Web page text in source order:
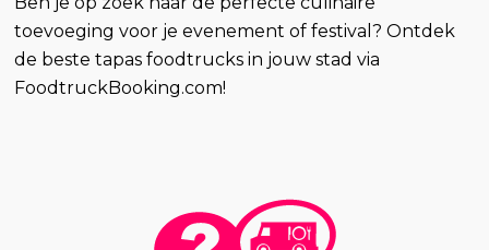
toevoeging voor je evenement of festival? Ontdek
de beste tapas foodtrucks in jouw stad via
FoodtruckBooking.com!